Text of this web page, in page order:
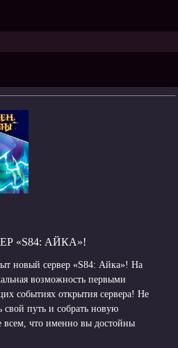
«S84: АЙКА»!
новый сервер «S84: Айка»! На
возможность первыми
событиях открытия сервера! Не
свой путь и собрать новую
всем, что именно вы достойны